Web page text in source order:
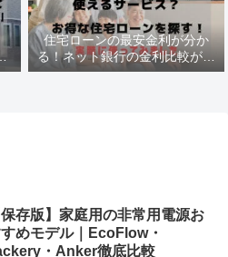
住宅ローンの最安金利が分か
る！ネット銀行の金利比較がで
きる
保存版】家庭用の非常用電源お
めモデル｜EcoFlow・
・Anker徹底比較